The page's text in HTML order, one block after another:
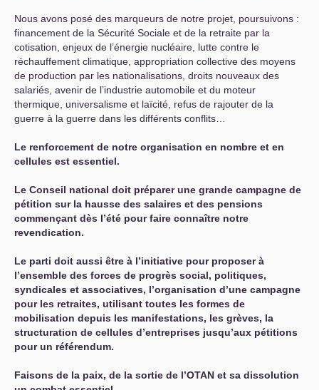
Nous avons posé des marqueurs de notre projet, poursuivons :
financement de la Sécurité Sociale et de la retraite par la
cotisation, enjeux de l’énergie nucléaire, lutte contre le
réchauffement climatique, appropriation collective des moyens
de production par les nationalisations, droits nouveaux des
salariés, avenir de l’industrie automobile et du moteur
thermique, universalisme et laïcité, refus de rajouter de la
guerre à la guerre dans les différents conflits…
Le renforcement de notre organisation en nombre et en
cellules est essentiel.
Le Conseil national doit préparer une grande campagne de
pétition sur la hausse des salaires et des pensions
commençant dès l’été pour faire connaître notre
revendication.
Le parti doit aussi être à l’initiative pour proposer à
l’ensemble des forces de progrès social, politiques,
syndicales et associatives, l’organisation d’une campagne
pour les retraites, utilisant toutes les formes de
mobilisation depuis les manifestations, les grèves, la
structuration de cellules d’entreprises jusqu’aux pétitions
pour un référendum.
Faisons de la paix, de la sortie de l’OTAN et sa dissolution